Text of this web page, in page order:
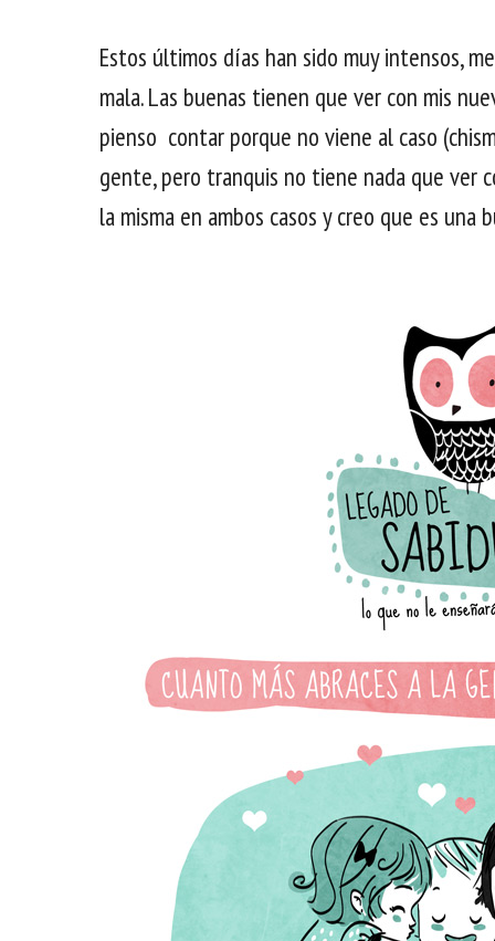
Estos últimos días han sido muy intensos,
mala. Las buenas tienen que ver con mis
pienso contar porque no viene al caso
gente, pero tranquis no tiene nada que ver
la misma en ambos casos y creo que es una